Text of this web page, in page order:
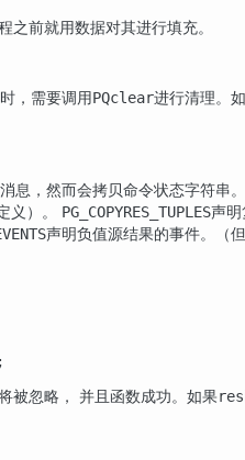
之前就用数据对其进行填充。
，需要调用PQclear进行清理。
息，然而会拷贝命令状态字符串。
义）。 PG_COPYRES_TUPLES声
声明负值源结果的事件。（
被忽略， 并且函数成功。如果res